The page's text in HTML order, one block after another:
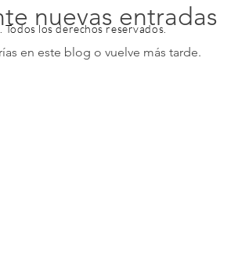
nuevas entradas
en este blog o vuelve más tarde.
Todos los derechos reservados.